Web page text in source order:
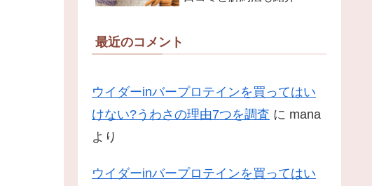
最近のコメント
ウイダーinバープロテインを買ってはい
けない?うわさの理由7つを調査 に mana
より
ウイダーinバープロテインを買ってはい